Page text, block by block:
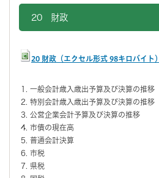
20 財政
20 財政（エクセル形式 98キロバイト）
一般会計歳入歳出予算及び決算の推移
特別会計歳入歳出予算及び決算の推移
公営企業会計予算及び決算の推移
市債の現在高
普通会計決算
市税
県税